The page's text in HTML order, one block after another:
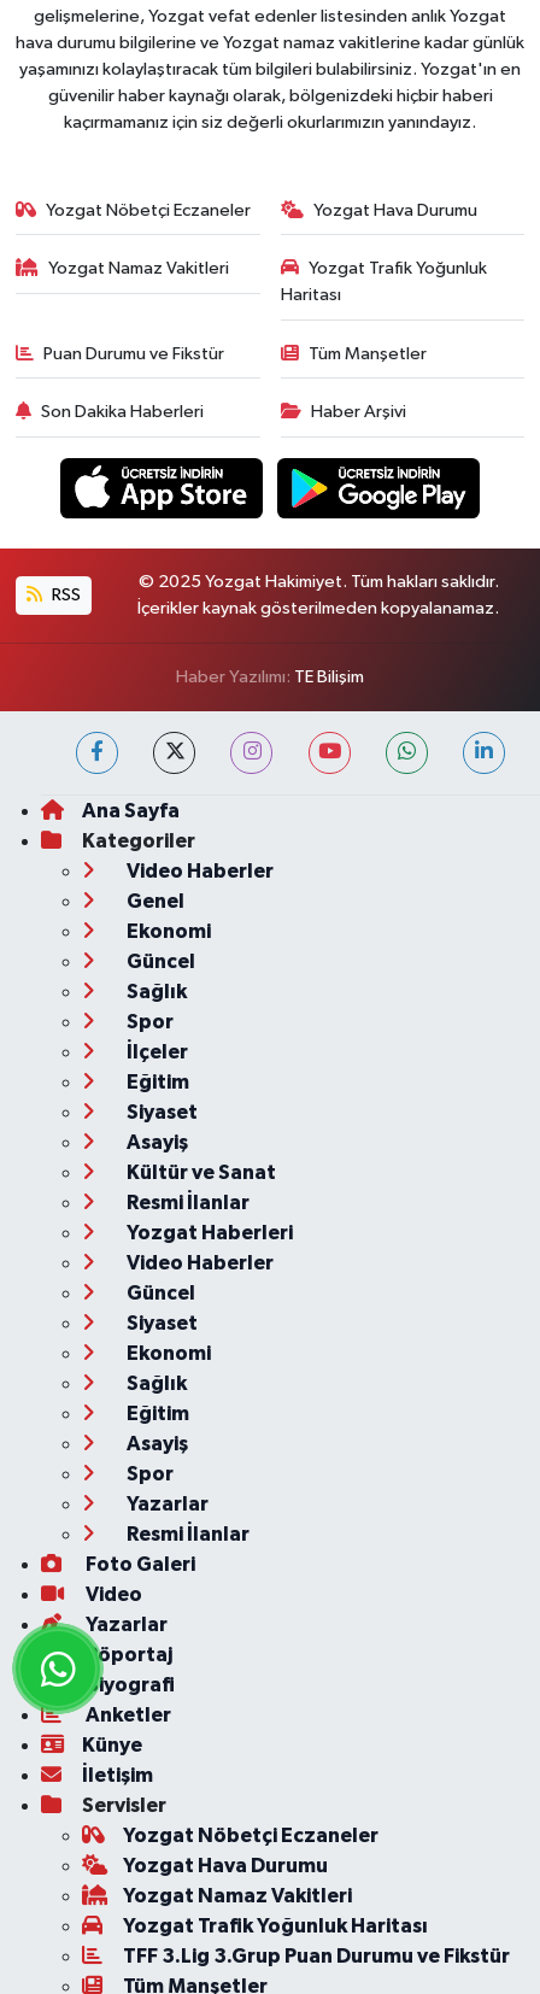
gelişmelerine, Yozgat vefat edenler listesinden anlık Yozgat
hava durumu bilgilerine ve Yozgat namaz vakitlerine kadar günlük
yaşamınızı kolaylaştıracak tüm bilgileri bulabilirsiniz. Yozgat'ın en
güvenilir haber kaynağı olarak, bölgenizdeki hiçbir haberi
kaçırmamanız için siz değerli okurlarımızın yanındayız.
Yozgat Nöbetçi Eczaneler Yozgat Hava Durumu
Yozgat Namaz Vakitleri
Yozgat Trafik Yoğunluk
Haritası
Puan Durumu ve Fikstür Tüm Manşetler
Son Dakika Haberleri Haber Arşivi
RSS
© 2025 Yozgat Hakimiyet. Tüm hakları saklıdır.
İçerikler kaynak gösterilmeden kopyalanamaz.
Haber Yazılımı: TE Bilişim
Ana Sayfa
Kategoriler
Video Haberler
Genel
Ekonomi
Güncel
Sağlık
Spor
İlçeler
Eğitim
Siyaset
Asayiş
Kültür ve Sanat
Resmi İlanlar
Yozgat Haberleri
Video Haberler
Güncel
Siyaset
Ekonomi
Sağlık
Eğitim
Asayiş
Spor
Yazarlar
Resmi İlanlar
Foto Galeri
Video
Yazarlar
Röportaj
Biyografi
Anketler
Künye
İletişim
Servisler
Yozgat Nöbetçi Eczaneler
Yozgat Hava Durumu
Yozgat Namaz Vakitleri
Yozgat Trafik Yoğunluk Haritası
TFF 3.Lig 3.Grup Puan Durumu ve Fikstür
Tüm Manşetler